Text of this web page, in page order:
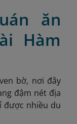
ăn
Hàm
bờ, nơi đây
đậm nét địa
được nhiều du